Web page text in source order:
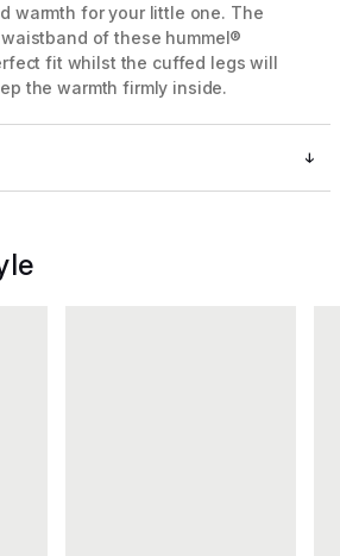
warmth for your little one. The
of these hummel®
fit whilst the cuffed legs will
the warmth firmly inside.